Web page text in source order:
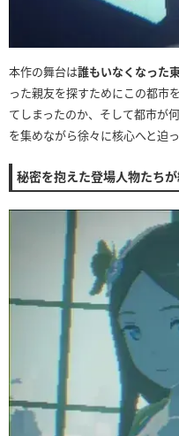
本作の舞台は誰もいなくなった
った親友を探すためにこの都市
てしまったのか、そして都市が
を集めながら徐々に核心へと迫
秘密を抱えた登場人物たち